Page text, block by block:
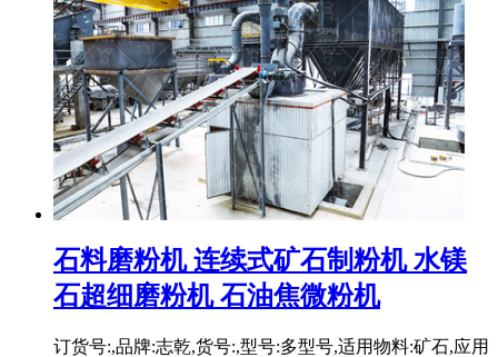
石料磨粉机 连续式矿石制粉机 水镁
石超细磨粉机 石油焦微粉机
订货号:,品牌:志乾,货号:,型号:多型号,适用物料:矿石,应用